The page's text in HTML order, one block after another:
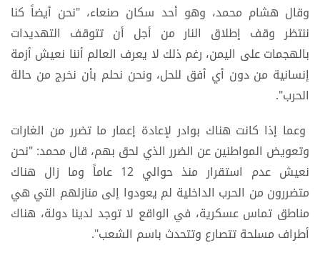
وقال هشام محمد، وهو أحد سكان صنعاء، "نحن أيضاً كنا
ننتظر وقف إطلاق النار من أجل أن تتوقف التهديدات
بالهجمات على اليمن، رغم ذلك لا يعرف العالم أننا نعيش أزمة
إنسانية من دون أي أفق للحل، ونحن نحلم بأن نخرج من حالة
الحرب".
وعما إذا كانت هناك بوادر لإعادة إعمار ما تضرر من الغارات
وتعويض المواطنين عن الضرر الذي لحق بهم، قال محمد: "نحن
نعيش عدم استقرار منذ حوالي 12 عاماً وما زال هناك
متضررون من الحرب الداخلية لم يعودوا إلى منازلهم التي هي
مناطق تماس عسكرية، في الواقع لا توجد لدينا دولة، هناك
أطراف مسلحة تتصارع وتتحدث باسم الشعب".